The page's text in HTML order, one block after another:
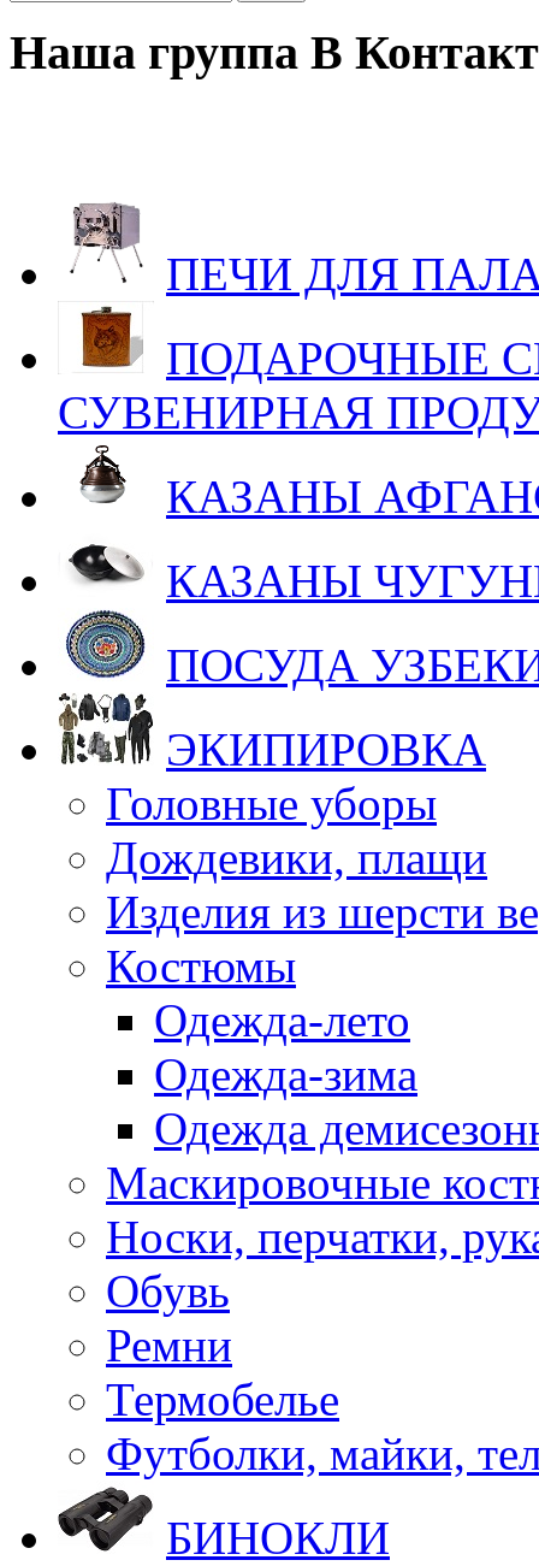
Наша группа В
ПЕЧИ ДЛЯ
ПОДАРОЧНЫЕ
СУВЕНИРНАЯ
КАЗАНЫ
КАЗАНЫ
ПОСУДА
ЭКИПИРОВКА
Головные уборы
Дождевики, плащи
Изделия из шерсти
Костюмы
Одежда-лето
Одежда-зима
Одежда
Маскировочные
Носки, перчатки,
Обувь
Ремни
Термобелье
Футболки, майки,
БИНОКЛИ